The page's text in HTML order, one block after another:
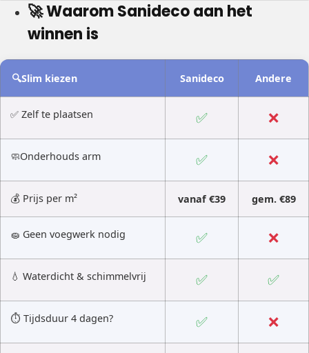
🚀 Waarom Sanideco aan het
winnen is
🔍Slim kiezen Sanideco Andere
✅ Zelf te plaatsen ✅ ❌
🧼Onderhouds arm ✅ ❌
💰 Prijs per m² vanaf €39 gem. €89
🧽 Geen voegwerk nodig ✅ ❌
💧 Waterdicht & schimmelvrij ✅ ✅
⏱ Tijdsduur 4 dagen? ✅ ❌